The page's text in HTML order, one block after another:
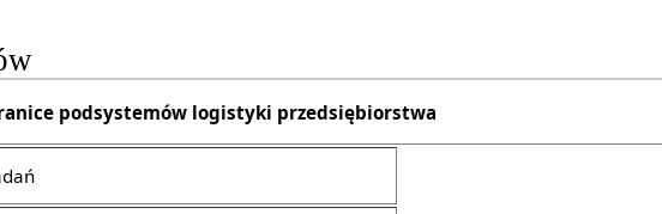
podsystemów logistyki przedsiębiorstwa